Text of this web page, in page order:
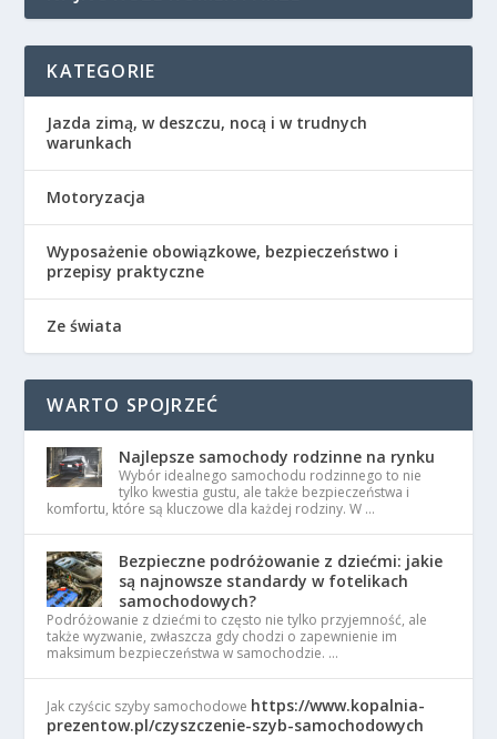
KATEGORIE
Jazda zimą, w deszczu, nocą i w trudnych
warunkach
Motoryzacja
Wyposażenie obowiązkowe, bezpieczeństwo i
przepisy praktyczne
Ze świata
WARTO SPOJRZEĆ
Najlepsze samochody rodzinne na rynku
Wybór idealnego samochodu rodzinnego to nie
tylko kwestia gustu, ale także bezpieczeństwa i
komfortu, które są kluczowe dla każdej rodziny. W …
Bezpieczne podróżowanie z dziećmi: jakie
są najnowsze standardy w fotelikach
samochodowych?
Podróżowanie z dziećmi to często nie tylko przyjemność, ale
także wyzwanie, zwłaszcza gdy chodzi o zapewnienie im
maksimum bezpieczeństwa w samochodzie. …
Jak czyścic szyby samochodowe https://www.kopalnia-
prezentow.pl/czyszczenie-szyb-samochodowych